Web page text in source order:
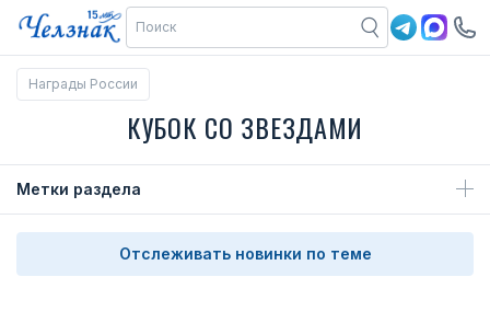
Награды России
КУБОК СО ЗВЕЗДАМИ
Метки раздела
Отслеживать новинки по теме